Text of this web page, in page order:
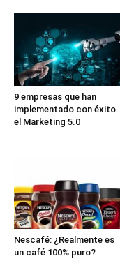
9 empresas que han
implementado con éxito
el Marketing 5.0
Nescafé: ¿Realmente es
un café 100% puro?